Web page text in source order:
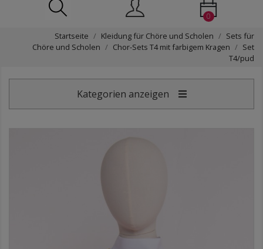
0
Startseite Kleidung für Chöre und Scholen
Sets für
Chöre und Scholen
Chor-Sets T4 mit farbigem Kragen
Set
T4/pud
Kategorien anzeigen